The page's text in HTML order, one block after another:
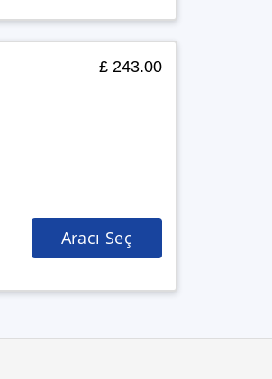
£ 243.00
Aracı Seç